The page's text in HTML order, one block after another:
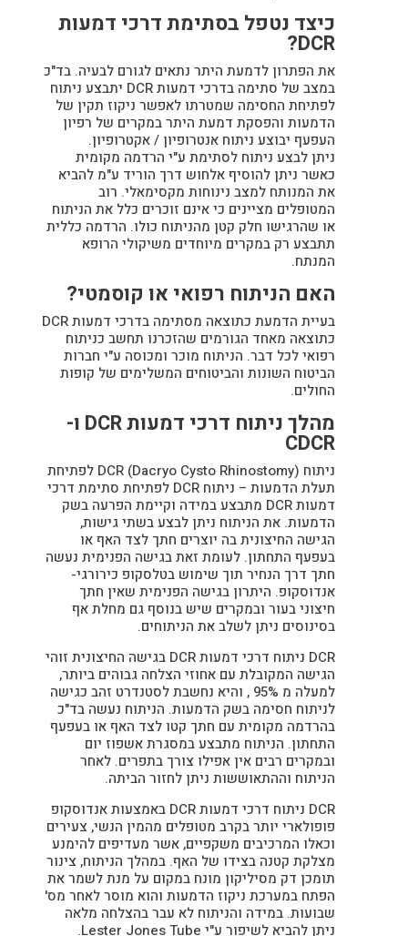
כיצד נטפל בסתימת דרכי דמעות
DCR?
את הפתרון לדמעת היתר נתאים לגורם לבעיה. בד"כ
במצב של סתימה בדרכי דמעות DCR יתבצע ניתוח
לפתיחת החסימה שמטרתו לאפשר ניקוז תקין של
הדמעות והפסקת דמעת היתר במקרים של רפיון
העפעף יבוצע ניתוח אנטרופיון / אקטרופיון.
ניתן לבצע ניתוח לסתימת ע"י הרדמה מקומית
כאשר ניתן להוסיף אלחוש דרך הוריד ע"מ להביא
את המנותח למצב נינוחות מקסימאלי. רוב
המטופלים מציינים כי אינם זוכרים כלל את הניתוח
או שהרגישו חלק קטן מהניתוח כולו. הרדמה כללית
תתבצע רק במקרים מיוחדים משיקולי הרופא
המנתח.
האם הניתוח רפואי או קוסמטי?
בעיית הדמעת כתוצאה מסתימה בדרכי דמעות DCR
כתוצאה מאחד הגורמים שהזכרנו תחשב כניתוח
רפואי לכל דבר. הניתוח מוכר ומכוסה ע"י חברות
הביטוח השונות והביטוחים המשלימים של קופות
החולים.
מהלך ניתוח דרכי דמעות DCR ו-
CDCR
ניתוח (Dacryo Cysto Rhinostomy) DCR לפתיחת
תעלת הדמעות – ניתוח DCR לפתיחת סתימת דרכי
דמעות DCR מתבצע במידה וקיימת הפרעה בשק
הדמעות. את הניתוח ניתן לבצע בשתי גישות,
הגישה החיצונית בה יוצרים חתך לצד האף או
בעפעף התחתון. לעומת זאת בגישה הפנימית נעשה
חתך דרך הנחיר תוך שימוש בטלסקופ כירורגי-
אנדוסקופ. היתרון בגישה הפנימית שאין חתך
חיצוני בעור ובמקרים שיש בנוסף גם מחלת אף
בסינוסים ניתן לשלב את הניתוחים.
DCR ניתוח דרכי דמעות DCR בגישה החיצונית זוהי
הגישה המקובלת עם אחוזי הצלחה גבוהים ביותר,
למעלה מ 95% , והיא נחשבת לסטנדרט זהב כגישה
לניתוח חסימה בשק הדמעות. הניתוח נעשה בד"כ
בהרדמה מקומית עם חתך קטו לצד האף או בעפעף
התחתון. הניתוח מתבצע במסגרת אשפוז יום
ובמקרים רבים אין אפילו צורך בתפרים. לאחר
הניתוח וההתאוששות ניתן לחזור הביתה.
DCR ניתוח דרכי דמעות DCR באמצעות אנדוסקופ
פופולארי יותר בקרב מטופלים מהמין הנשי, צעירים
וכאלו המרכיבים משקפיים, אשר מעדיפים להימנע
מצלקת קטנה בצידו של האף. במהלך הניתוח, צינור
תומכן דק מסיליקון מונח במקום על מנת לשמר את
הפתח במערכת ניקוז הדמעות והוא מוסר לאחר מס'
שבועות. במידה והניתוח לא עבר בהצלחה מלאה
ניתן להביא לשיפור ע"י Lester Jones Tube.